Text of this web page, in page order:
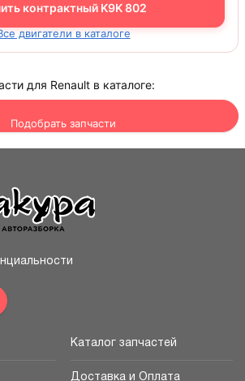
контрактный K9K 802
двигатели в каталоге
для Renault в каталоге:
Подобрать запчасти
->
Открыть менюКаталог запчастей
Доставка и Оплата